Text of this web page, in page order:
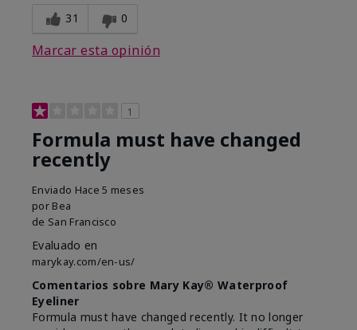
31 0
Marcar esta opinión
1
Formula must have changed
recently
Enviado Hace 5 meses
por Bea
de San Francisco
Evaluado en
marykay.com/en-us/
Comentarios sobre Mary Kay® Waterproof
Eyeliner
Formula must have changed recently. It no longer